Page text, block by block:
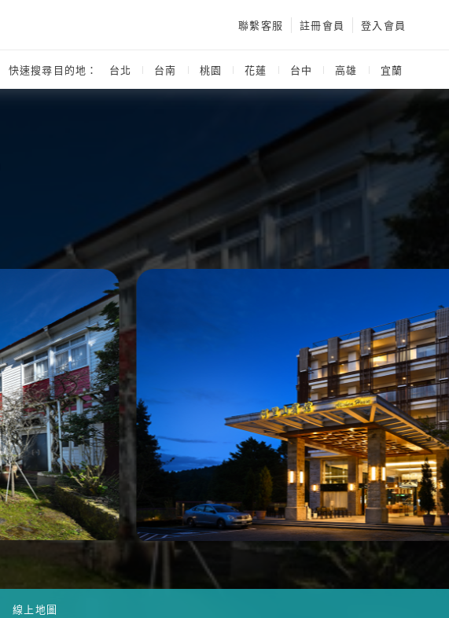
聯繫客服 註冊會員 登入會員
快速搜尋目的地： 台北 台南 桃園 花蓮 台中 高雄 宜蘭
線上地圖